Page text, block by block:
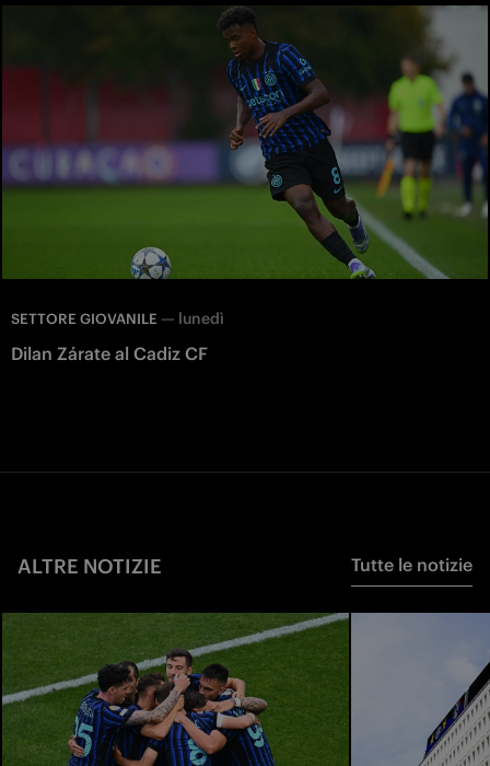
SETTORE GIOVANILE — lunedì
Dilan Zárate al Cadiz CF
ALTRE NOTIZIE Tutte le notizie